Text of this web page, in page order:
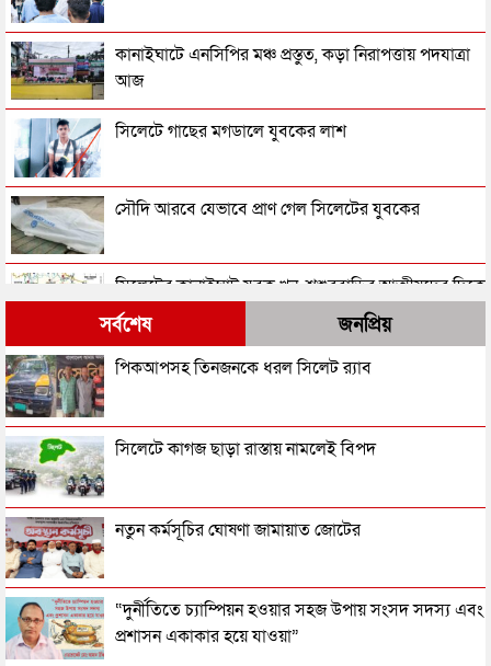
কানাইঘাটে এনসিপির মঞ্চ প্রস্তুত, কড়া নিরাপত্তায় পদযাত্রা
আজ
সিলেটে গাছের মগডালে যুবকের লাশ
সৌদি আরবে যেভাবে প্রাণ গেল সিলেটের যুবকের
সিলেটের কানাইঘাট যুবক খুন, শ্বশুরবাড়ির আত্মীয়দের দিকে
অভিযোগের তির
চিরনিদ্রায় শায়িত সিলেটের আহাদ, খুনি অধরা
কানাইঘাটে পাঁচ প্রবাসীর শেষ বিদায়, জানাজায় মানুষের ঢল
কানাইঘাটে বন্ধুর স্ক্রু ড্রাইভারের আঘাতে প্রাণ গেল
কিশোরের
কাতারে সড়কে ঝরলো সিলেটের কানাইঘাট ৫ জনের প্রাণ
সর্বশেষ জনপ্রিয়
পিকআপসহ তিনজনকে ধরল সিলেট র‌্যাব
সিলেটে কাগজ ছাড়া রাস্তায় নামলেই বিপদ
নতুন কর্মসূচির ঘোষণা জামায়াত জোটের
“দুর্নীতিতে চ্যাম্পিয়ন হওয়ার সহজ উপায় সংসদ সদস্য এবং
প্রশাসন একাকার হয়ে যাওয়া”